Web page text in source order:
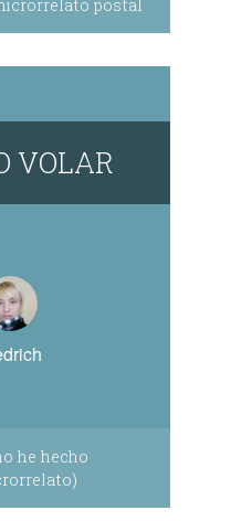
postal
VOLAR
he hecho